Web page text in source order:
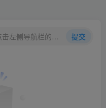
欢迎评论！若上传图片，请点击左侧导航栏的图床工具，获取图片链接。 提交